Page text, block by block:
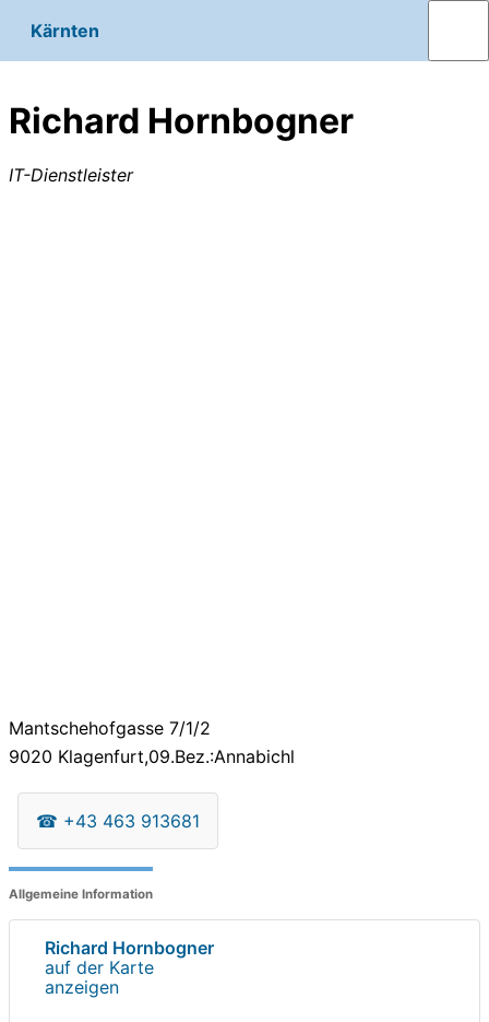
Kärnten
Richard Hornbogner
IT-Dienstleister
Mantschehofgasse 7/1/2
9020 Klagenfurt,09.Bez.:Annabichl
☎ +43 463 913681
Allgemeine Information
Richard Hornbogner
auf der Karte
anzeigen